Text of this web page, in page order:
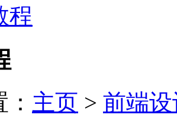
程
主页 > 前端